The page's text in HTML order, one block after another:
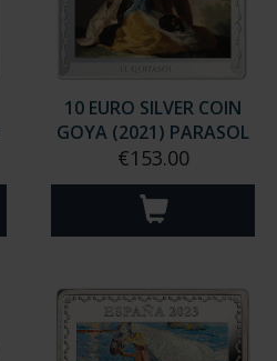
10 EURO SILVER COIN
GOYA (2021) PARASOL
€153.00